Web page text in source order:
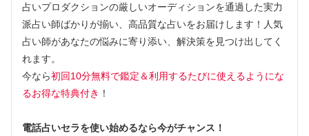
占いプロダクションの厳しいオーディションを通過した実力
派占い師ばかりが揃い、高品質な占いをお届けします！人気
占い師があなたの悩みに寄り添い、解決策を見つけ出してく
れます。
今なら初回10分無料で鑑定＆利用するたびに使えるようにな
るお得な特典付き ！
電話占いセラを使い始めるなら今がチャンス！